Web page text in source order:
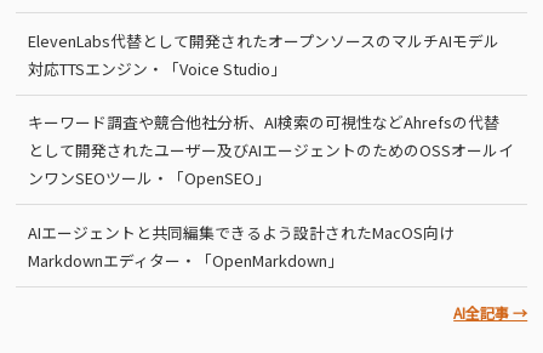
ElevenLabs代替として開発されたオープンソースのマルチAIモデル
対応TTSエンジン・「Voice Studio」
キーワード調査や競合他社分析、AI検索の可視性などAhrefsの代替
として開発されたユーザー及びAIエージェントのためのOSSオールイ
ンワンSEOツール・「OpenSEO」
AIエージェントと共同編集できるよう設計されたMacOS向け
Markdownエディター・「OpenMarkdown」
AI全記事 →